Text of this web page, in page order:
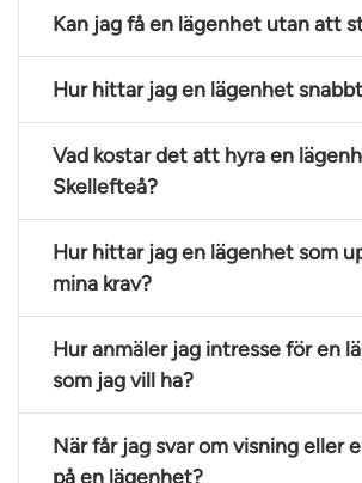
Kan jag få en lägenhet utan att
Hur hittar jag en lägenhet
Vad kostar det att hyra en
Skellefteå?
Hur hittar jag en lägenhet som
mina krav?
Hur anmäler jag intresse för en
som jag vill ha?
När får jag svar om visning eller
på en lägenhet?